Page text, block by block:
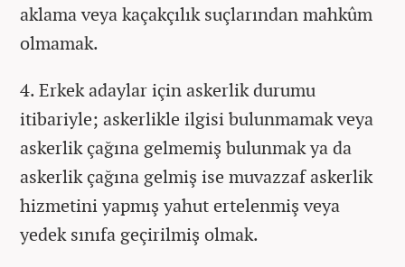
aklama veya kaçakçılık suçlarından mahkûm
olmamak.
4. Erkek adaylar için askerlik durumu
itibariyle; askerlikle ilgisi bulunmamak veya
askerlik çağına gelmemiş bulunmak ya da
askerlik çağına gelmiş ise muvazzaf askerlik
hizmetini yapmış yahut ertelenmiş veya
yedek sınıfa geçirilmiş olmak.